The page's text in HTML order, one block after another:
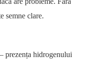
semne clare.
prezența hidrogenului